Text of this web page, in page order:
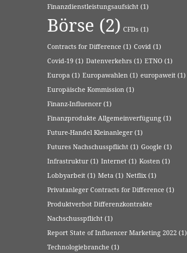
Finanzdienstleistungsaufsicht (1)
Börse (2) CFDs (1)
Contracts for Difference (1) Covid (1)
Covid-19 (1) Datenverkehrs (1) ETNO (1)
Europa (1) Europawahlen (1) europaweit (1)
Europäische Kommission (1)
Finanz-Influencer (1)
Finanzprodukte Allgemeinverfügung (1)
Future-Handel Kleinanleger (1)
Futures Nachschusspflicht (1) Google (1)
Infrastruktur (1) Internet (1) Kosten (1)
Lobbyarbeit (1) Meta (1) Netflix (1)
Privatanleger Contracts for Difference (1)
Produktverbot Differenzkontrakte
Nachschusspflicht (1)
Report State of Influencer Marketing 2022 (1)
Technologiebranche (1)